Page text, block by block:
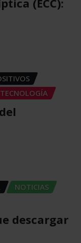
TECNOLOGÍA
NOTICIAS
descargar